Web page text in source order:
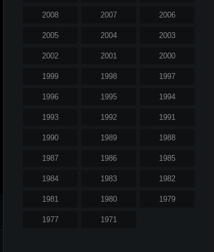
2008 2007 2006
2005 2004 2003
2002 2001 2000
1999 1998 1997
1996 1995 1994
1993 1992 1991
1990 1989 1988
1987 1986 1985
1984 1983 1982
1981 1980 1979
1977 1971